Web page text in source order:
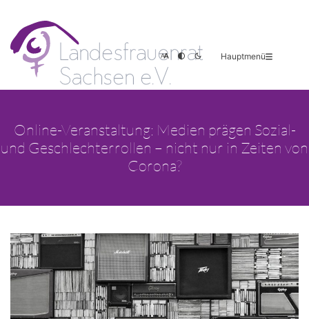
Hauptmenü
Online-Veranstaltung: Medien prägen Sozial-
und Geschlechterrollen – nicht nur in Zeiten von
Corona?